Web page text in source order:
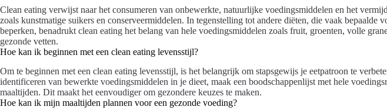
Clean eating verwijst naar het consumeren van onbewerkte, natuurlijke voedingsmiddelen en het
zoals kunstmatige suikers en conserveermiddelen. In tegenstelling tot andere diëten, die vaak bepaalde
beperken, benadrukt clean eating het belang van hele voedingsmiddelen zoals fruit, groenten, volle
gezonde vetten.
Hoe kan ik beginnen met een clean eating levensstijl?
Om te beginnen met een clean eating levensstijl, is het belangrijk om stapsgewijs je eetpatroon te
identificeren van bewerkte voedingsmiddelen in je dieet, maak een boodschappenlijst met hele
maaltijden. Dit maakt het eenvoudiger om gezondere keuzes te maken.
Hoe kan ik mijn maaltijden plannen voor een gezonde voeding?